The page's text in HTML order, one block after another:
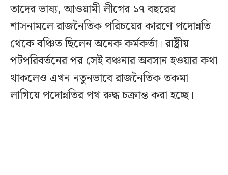
তাদের ভাষ্য, আওয়ামী লীগের ১৭ বছরের
শাসনামলে রাজনৈতিক পরিচয়ের কারণে পদোন্নতি
থেকে বঞ্চিত ছিলেন অনেক কর্মকর্তা। রাষ্ট্রীয়
পটপরিবর্তনের পর সেই বঞ্চনার অবসান হওয়ার কথা
থাকলেও এখন নতুনভাবে রাজনৈতিক তকমা
লাগিয়ে পদোন্নতির পথ রুদ্ধ চক্রান্ত করা হচ্ছে।